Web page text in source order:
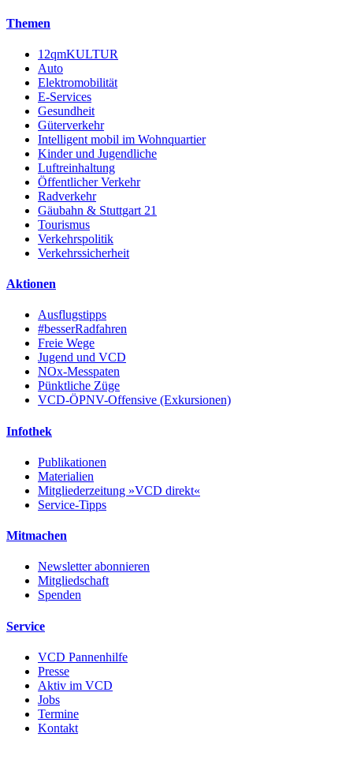
Themen
12qmKULTUR
Auto
Elektromobilität
E-Services
Gesundheit
Güterverkehr
Intelligent mobil im Wohnquartier
Kinder und Jugendliche
Luftreinhaltung
Öffentlicher Verkehr
Radverkehr
Gäubahn & Stuttgart 21
Tourismus
Verkehrspolitik
Verkehrssicherheit
Aktionen
Ausflugstipps
#besserRadfahren
Freie Wege
Jugend und VCD
NOx-Messpaten
Pünktliche Züge
VCD-ÖPNV-Offensive (Exkursionen)
Infothek
Publikationen
Materialien
Mitgliederzeitung »VCD direkt«
Service-Tipps
Mitmachen
Newsletter abonnieren
Mitgliedschaft
Spenden
Service
VCD Pannenhilfe
Presse
Aktiv im VCD
Jobs
Termine
Kontakt